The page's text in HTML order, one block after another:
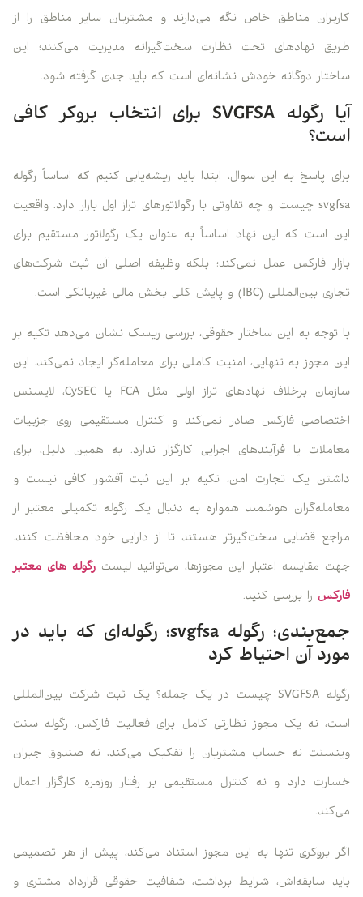
کاربران مناطق خاص نگه می‌دارند و مشتریان سایر مناطق را از
طریق نهادهای تحت نظارت سخت‌گیرانه مدیریت می‌کنند؛ این
ساختار دوگانه خودش نشانه‌ای است که باید جدی گرفته شود.
آیا رگوله SVGFSA برای انتخاب بروکر کافی
است؟
برای پاسخ به این سوال، ابتدا باید ریشه‌یابی کنیم که اساساً رگوله
svgfsa چیست و چه تفاوتی با رگولاتورهای تراز اول بازار دارد. واقعیت
این است که این نهاد اساساً به عنوان یک رگولاتور مستقیم برای
بازار فارکس عمل نمی‌کند؛ بلکه وظیفه اصلی آن ثبت شرکت‌های
تجاری بین‌المللی (IBC) و پایش کلی بخش مالی غیربانکی است.
با توجه به این ساختار حقوقی، بررسی ریسک نشان می‌دهد تکیه بر
این مجوز به تنهایی، امنیت کاملی برای معامله‌گر ایجاد نمی‌کند. این
سازمان برخلاف نهادهای تراز اولی مثل FCA یا CySEC، لایسنس
اختصاصی فارکس صادر نمی‌کند و کنترل مستقیمی روی جزییات
معاملات یا فرآیندهای اجرایی کارگزار ندارد. به همین دلیل، برای
داشتن یک تجارت امن، تکیه بر این ثبت آفشور کافی نیست و
معامله‌گران هوشمند همواره به دنبال یک رگوله تکمیلی معتبر از
مراجع قضایی سخت‌گیرتر هستند تا از دارایی خود محافظت کنند.
جهت مقایسه اعتبار این مجوزها، می‌توانید لیست رگوله های معتبر
فارکس را بررسی کنید.
جمع‌بندی؛ رگوله svgfsa؛ رگوله‌ای که باید در
مورد آن احتیاط کرد
رگوله SVGFSA چیست در یک جمله؟ یک ثبت شرکت بین‌المللی
است، نه یک مجوز نظارتی کامل برای فعالیت فارکس. رگوله سنت
وینسنت نه حساب مشتریان را تفکیک می‌کند، نه صندوق جبران
خسارت دارد و نه کنترل مستقیمی بر رفتار روزمره کارگزار اعمال
می‌کند.
اگر بروکری تنها به این مجوز استناد می‌کند، پیش از هر تصمیمی
باید سابقه‌اش، شرایط برداشت، شفافیت حقوقی قرارداد مشتری و